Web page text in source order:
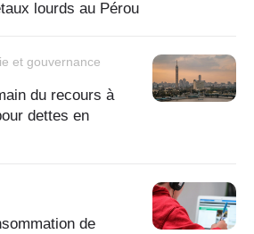
lourds au Pérou
et gouvernance
du recours à
dettes en
de